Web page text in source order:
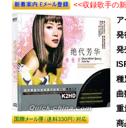
<<収録歌手の
ア
発
発
種
曲
重
商